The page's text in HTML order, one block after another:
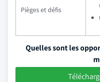
Pièges et défis
Quelles sont les